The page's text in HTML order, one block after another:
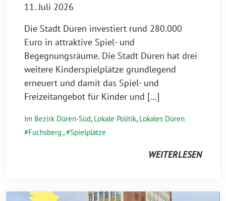
11. Juli 2026
Die Stadt Düren investiert rund 280.000
Euro in attraktive Spiel- und
Begegnungsräume. Die Stadt Düren hat drei
weitere Kinderspielplätze grundlegend
erneuert und damit das Spiel- und
Freizeitangebot für Kinder und […]
Im Bezirk Düren-Süd, Lokale Politik, Lokales Düren
Fuchsberg , Spielplätze
WEITERLESEN